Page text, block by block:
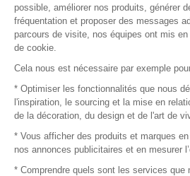
Connectez-vous
les marques
Afin de profiter au mieux de
possible, améliorer nos produits, générer
fréquentation et proposer des messages
parcours de visite, nos équipes ont mis
de cookie.
Cela nous est nécessaire par exemple
* Optimiser les fonctionnalités que nous
l'inspiration, le sourcing et la mise en
de la décoration, du design et de l'art de
* Vous afficher des produits et marques
nos annonces publicitaires et en mesurer
* Comprendre quels sont les services que